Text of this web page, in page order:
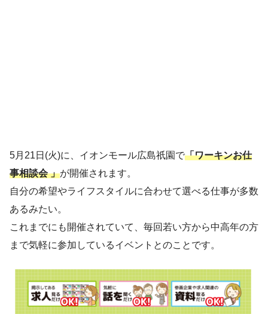
5月21日(火)に、イオンモール広島祇園で「ワーキンお仕
事相談会 」が開催されます。
自分の希望やライフスタイルに合わせて選べる仕事が多数
あるみたい。
これまでにも開催されていて、毎回若い方から中高年の方
まで気軽に参加しているイベントとのことです。